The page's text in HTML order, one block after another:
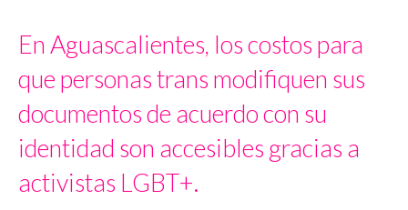
En Aguascalientes, los costos para
que personas trans modifiquen sus
documentos de acuerdo con su
identidad son accesibles gracias a
activistas LGBT+.